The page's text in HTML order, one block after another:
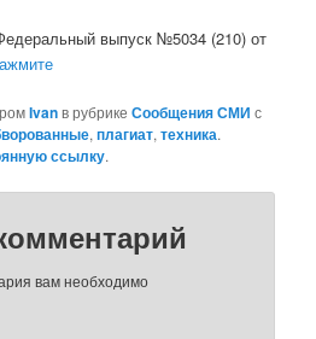
выпуск №5034 (210) от
Ivanв рубрикеСообщения СМИ с
,плагиат,техника.
ссылку.
вам необходимо